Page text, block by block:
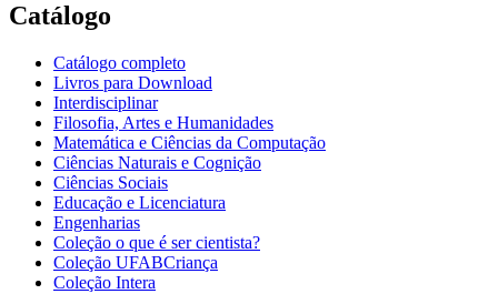
Catálogo
Catálogo completo
Livros para Download
Interdisciplinar
Filosofia, Artes e Humanidades
Matemática e Ciências da Computação
Ciências Naturais e Cognição
Ciências Sociais
Educação e Licenciatura
Engenharias
Coleção o que é ser cientista?
Coleção UFABCriança
Coleção Intera